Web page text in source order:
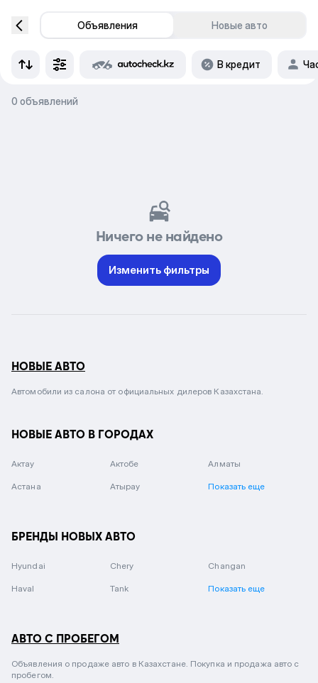
Объявления Новые авто
В кредит
0 объявлений
Ничего не найдено
Изменить фильтры
НОВЫЕ АВТО
Автомобили из салона от официальных дилеров Казахстана.
НОВЫЕ АВТО В ГОРОДАХ
Актау Актобе Алматы
Астана Атырау Показать еще
БРЕНДЫ НОВЫХ АВТО
Hyundai Chery Changan
Haval Tank Показать еще
АВТО С ПРОБЕГОМ
Объявления о продаже авто в Казахстане. Покупка и продажа авто с
пробегом.